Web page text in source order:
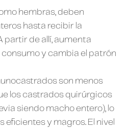
hembras, deben
hasta recibir la
partir de allí, aumenta
y cambia el patrón
son menos
los castrados quirúrgicos
siendo macho entero), lo
eficientes y magros. El nivel